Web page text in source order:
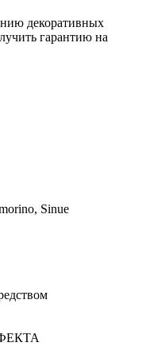
декоративных
гарантию на
Sinue